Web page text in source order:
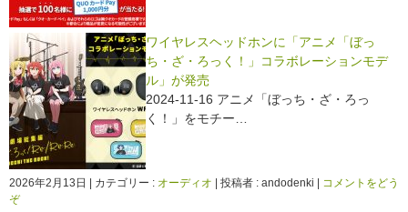
ワイヤレスヘッドホンに「アニメ「ぼっ
ち・ざ・ろっく！」コラボレーションモデ
ル」が発売
2024-11-16 アニメ「ぼっち・ざ・ろっ
く！」をモチー…
2026年2月13日 カテゴリー : オーディオ 投稿者 : andodenki
コメントをどう
ぞ